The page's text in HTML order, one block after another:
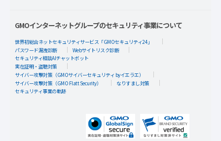
GMOインターネットグループのセキュリティ事業について
世界初総合ネットセキュリティサービス「GMOセキュリティ24」
パスワード漏洩診断
Webサイトリスク診断
セキュリティ相談AIチャットボット
実在証明・盗聴対策
サイバー攻撃対策（GMOサイバーセキュリティ byイエラエ）
サイバー攻撃対策（GMO Flatt Security）
なりすまし対策
セキュリティ事業の軌跡